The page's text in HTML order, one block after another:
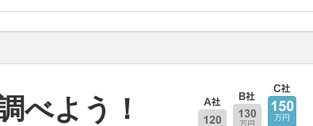
べよう！